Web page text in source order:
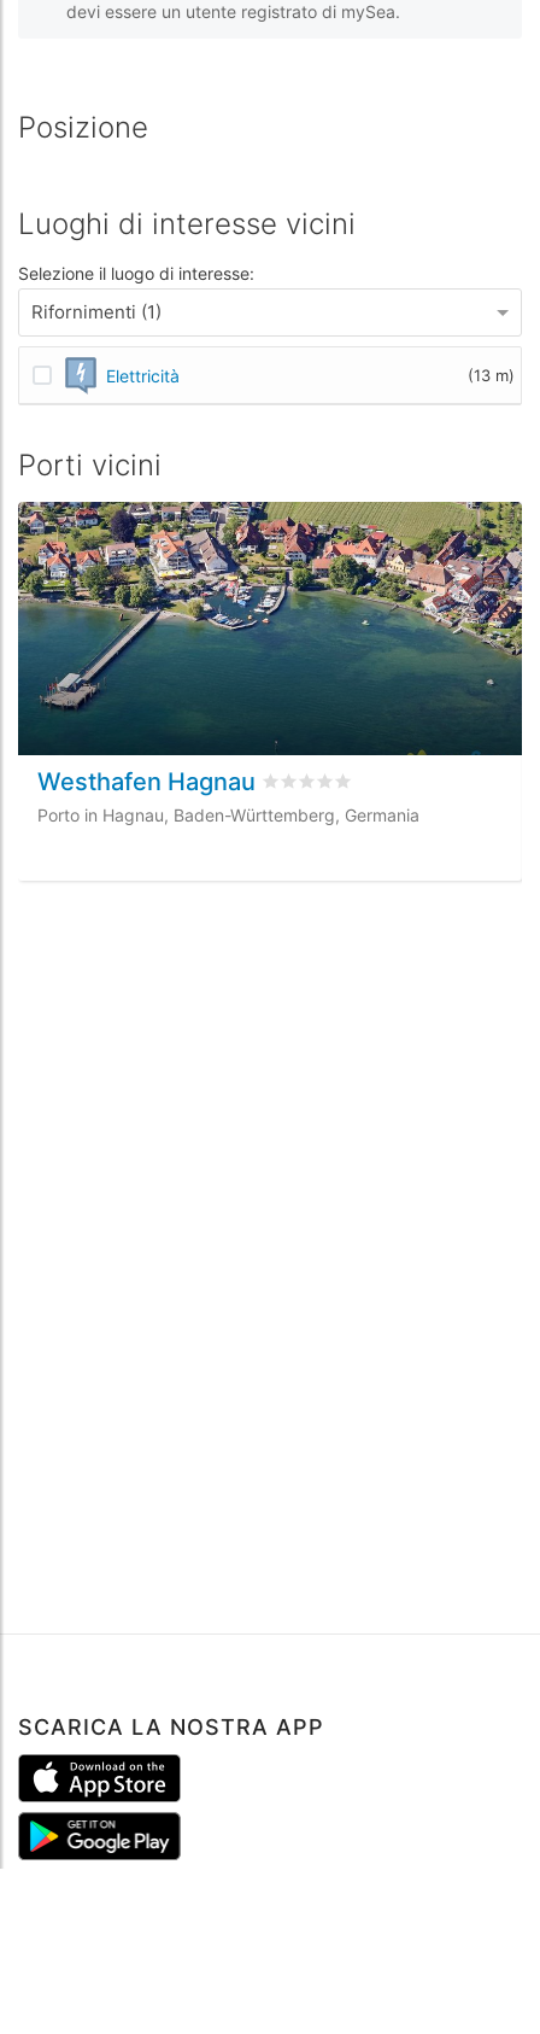
devi essere un utente registrato di mySea.
Posizione
Luoghi di interesse vicini
Selezione il luogo di interesse:
Rifornimenti (1)
Elettricità (13 m)
Porti vicini
Westhafen Hagnau Valutato0
Porto in Hagnau, Baden-Württemberg, Germania
SCARICA LA NOSTRA APP